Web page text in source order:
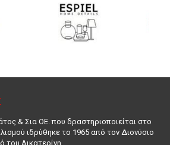
& Σια ΟΕ. που δραστηριοποιείται στο
ιδρύθηκε το 1965 από τον Διονύσιο
του Αικατερίνη.